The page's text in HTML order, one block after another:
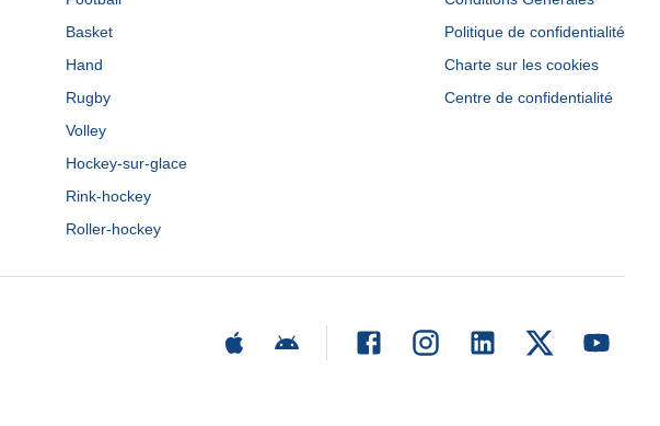
Basket
Hand
Rugby
Volley
Hockey-sur-glace
Rink-hockey
Roller-hockey
Politique de confidentialité
Charte sur les cookies
Centre de confidentialité